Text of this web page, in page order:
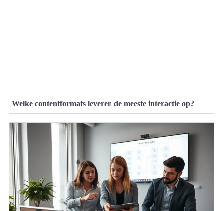
Welke contentformats leveren de meeste interactie op?